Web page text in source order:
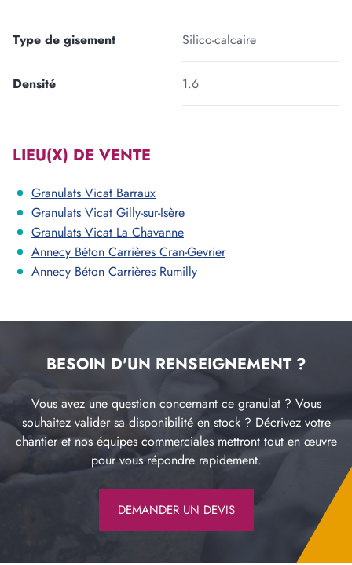
Type de gisement Silico-calcaire
Densité 1.6
LIEU(X) DE VENTE
Granulats Vicat Barraux
Granulats Vicat Gilly-sur-Isère
Granulats Vicat La Chavanne
Annecy Béton Carrières Cran-Gevrier
Annecy Béton Carrières Rumilly
BESOIN D'UN RENSEIGNEMENT ?
Vous avez une question concernant ce granulat ? Vous
souhaitez valider sa disponibilité en stock ? Décrivez votre
chantier et nos équipes commerciales mettront tout en œuvre
pour vous répondre rapidement.
DEMANDER UN DEVIS